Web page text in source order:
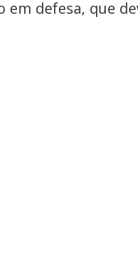
y
defesa, que